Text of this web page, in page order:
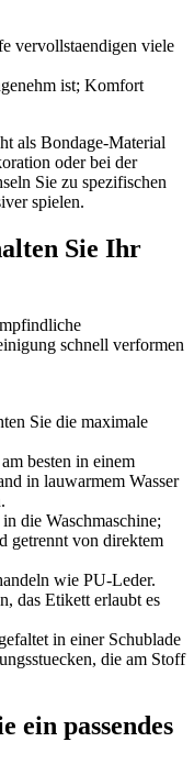
vervollstaendigen viele
ist; Komfort
als Bondage-Material
oder bei der
Sie zu spezifischen
spielen.
Sie Ihr
schnell verformen
Sie die maximale
besten in einem
in lauwarmem Wasser
die Waschmaschine;
getrennt von direktem
wie PU-Leder.
das Etikett erlaubt es
in einer Schublade
die am Stoff
ein passendes